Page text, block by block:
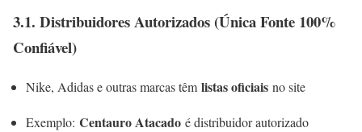
3.1. Distribuidores Autorizados (Única Fonte 100%
Confiável)
Nike, Adidas e outras marcas têm listas oficiais no site
Exemplo: Centauro Atacado é distribuidor autorizado